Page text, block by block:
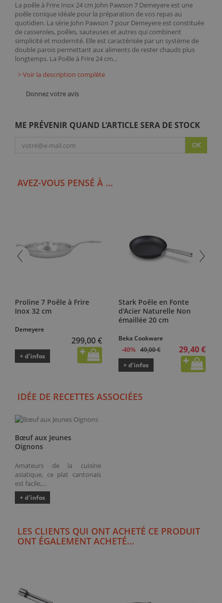
La poêle à Frire Inox 24 cm John Pawson 7 Demeyere est une
poêle conique idéale pour la préparation de vos repas au
quotidien. La série John Pawson 7 pour Demeyere est constituée
de casseroles, poêles, sauteuses et autres qui combinent
simplicité et modernité. Elle est caractérisée par un système de
double parois permettant aux aliments de rester chauds plus
longtemps. La Poêle à Frire 24 cm...
> Voir la description complète
Donnez votre avis
ME PRÉVENIR QUAND L’ARTICLE SERA DE STOCK
OK
AVEZ-VOUS PENSÉ À ...
Proline 7 Poêle à Frire
Inox 32 cm
Demeyere
299,00 €
+ d’infos
Stark Poêle en Fonte
d'Acier Naturelle Non
émaillée 20 cm
Beka Cookware
-40% 49,00 € 29,40 €
+ d’infos
IDÉE DE RECETTES ASSOCIÉES
Bœuf aux Jeunes
Oignons
Amateurs de la cuisine
asiatique, ce plat cantonais
est facile,...
+ d'infos
LES CLIENTS QUI ONT ACHETÉ CE PRODUIT
ONT ÉGALEMENT ACHETÉ...